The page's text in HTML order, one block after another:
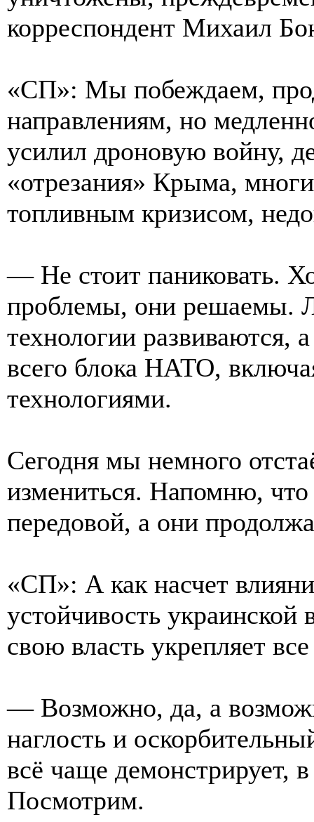
корреспондент Михаил
«СП»: Мы побеждаем,
направлениям, но
усилил дроновую войну,
«отрезания» Крыма,
топливным кризисом,
— Не стоит паниковать.
проблемы, они решаемы.
технологии развиваются,
всего блока НАТО,
технологиями.
Сегодня мы немного
измениться. Напомню,
передовой, а они
«СП»: А как насчет
устойчивость украинской
свою власть укрепляет
— Возможно, да, а
наглость и
всё чаще демонстрирует,
Посмотрим.